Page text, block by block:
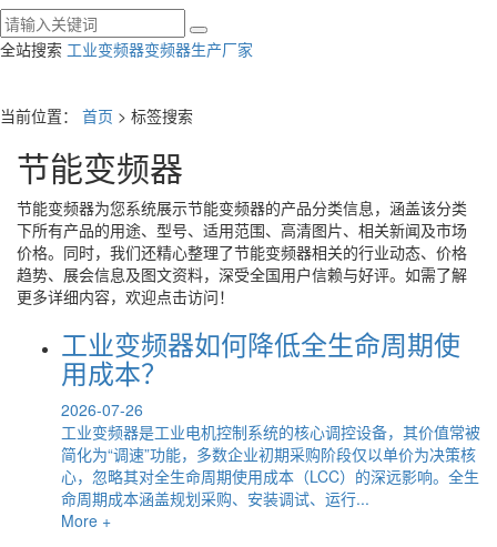
全站搜索 工业变频器变频器生产厂家
当前位置： 首页 > 标签搜索
节能变频器
节能变频器为您系统展示节能变频器的产品分类信息，涵盖该分类
下所有产品的用途、型号、适用范围、高清图片、相关新闻及市场
价格。同时，我们还精心整理了节能变频器相关的行业动态、价格
趋势、展会信息及图文资料，深受全国用户信赖与好评。如需了解
更多详细内容，欢迎点击访问！
工业变频器如何降低全生命周期使
用成本？
2026-07-26
工业变频器是工业电机控制系统的核心调控设备，其价值常被
简化为“调速”功能，多数企业初期采购阶段仅以单价为决策核
心，忽略其对全生命周期使用成本（LCC）的深远影响。全生
命周期成本涵盖规划采购、安装调试、运行...
More +